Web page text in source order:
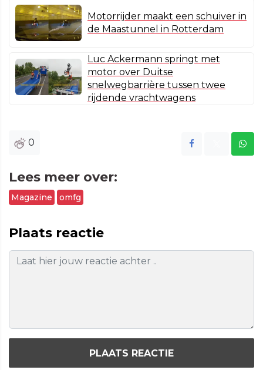
Motorrijder maakt een schuiver in
de Maastunnel in Rotterdam
Luc Ackermann springt met
motor over Duitse
snelwegbarrière tussen twee
rijdende vrachtwagens
0
Lees meer over:
Magazine omfg
Plaats reactie
PLAATS REACTIE